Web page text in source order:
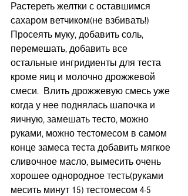
Растереть желтки с оставшимся
сахаром ветчиком(не взбивать!)
Просеять муку, добавить соль,
перемешать, добавить все
остальные ингридиенты для теста
кроме яиц и молочно дрожжевой
смеси.  Влить дрожжевую смесь уже
когда у нее поднялась шапочка и
яичную, замешать тесто, можно
руками, можно тестомесом в самом
конце замеса теста добавить мягкое
сливочное масло, вымесить очень
хорошее однородное тесть(руками
месить минут 15) тестомесом 4-5